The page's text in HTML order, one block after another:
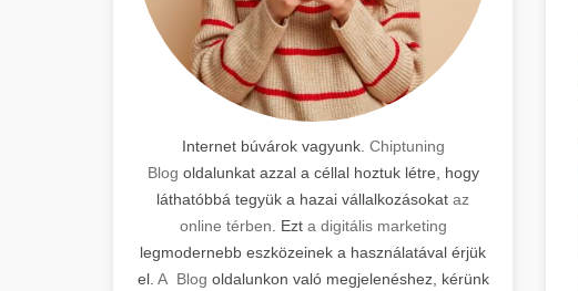
Internet búvárok vagyunk. Chiptuning
Blog oldalunkat azzal a céllal hoztuk létre, hogy
láthatóbbá tegyük a hazai vállalkozásokat az
online térben . Ezt a digitális marketing
legmodernebb eszközeinek a használatával érjük
el. A Blog oldalunkon való megjelenéshez, kérünk